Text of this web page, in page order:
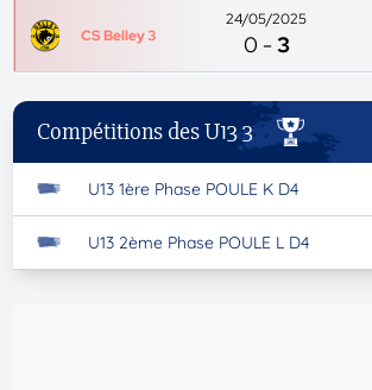
CS Belley 3
24/05/2025
0 -3
Compétitions des U13 3
U13 1ère Phase POULE K D4
U13 2ème Phase POULE L D4